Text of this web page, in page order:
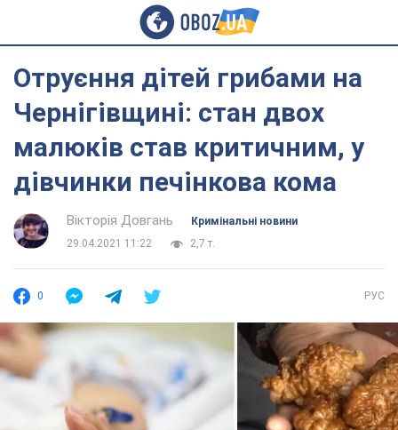
Отруєння дітей грибами на
Чернігівщині: стан двох
малюків став критичним, у
дівчинки печінкова кома
Вікторія Довгань
Кримінальні новини
29.04.2021 11:22
2,7 т.
0 РУС